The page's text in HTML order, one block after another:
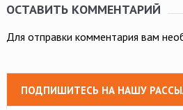
ОСТАВИТЬ КОММЕНТАРИЙ
Для отправки комментария вам
ПОДПИШИТЕСЬ НА НАШУ